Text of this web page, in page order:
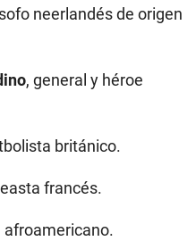
neerlandés de origen
, general y héroe
británico.
francés.
afroamericano.